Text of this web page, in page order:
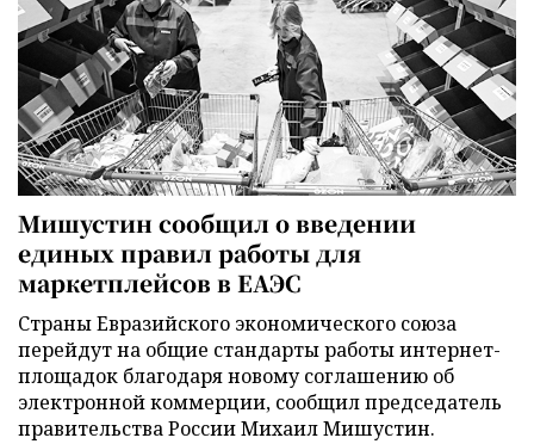
Мишустин сообщил о введении
единых правил работы для
маркетплейсов в ЕАЭС
Страны Евразийского экономического союза
перейдут на общие стандарты работы интернет-
площадок благодаря новому соглашению об
электронной коммерции, сообщил председатель
правительства России Михаил Мишустин.